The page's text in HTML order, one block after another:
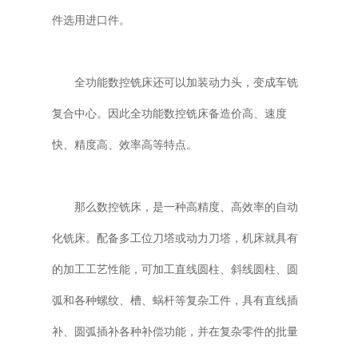
件选用进口件。
全功能数控铣床还可以加装动力头，变成车铣
复合中心。因此全功能数控铣床备造价高、速度
快、精度高、效率高等特点。
那么数控铣床，是一种高精度、高效率的自动
化铣床。配备多工位刀塔或动力刀塔，机床就具有
的加工工艺性能，可加工直线圆柱、斜线圆柱、圆
弧和各种螺纹、槽、蜗杆等复杂工件，具有直线插
补、圆弧插补各种补偿功能，并在复杂零件的批量